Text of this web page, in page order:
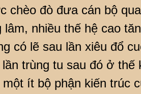
chèo đò đưa cán bộ
lâm, nhiều thế hệ cao
có lẽ sau lần xiêu đổ
trùng tu sau đó ở
ít bộ phận kiến trúc